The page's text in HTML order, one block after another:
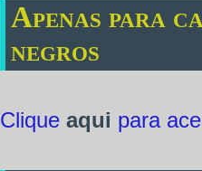
Apenas para
negros
Cliqueaqui para